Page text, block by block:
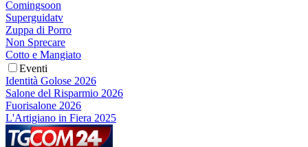
Comingsoon
Superguidatv
Zuppa di Porro
Non Sprecare
Cotto e Mangiato
Eventi
Identità Golose 2026
Salone del Risparmio 2026
Fuorisalone 2026
L'Artigiano in Fiera 2025